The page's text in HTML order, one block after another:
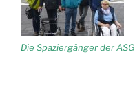
Die Spaziergänger der ASG